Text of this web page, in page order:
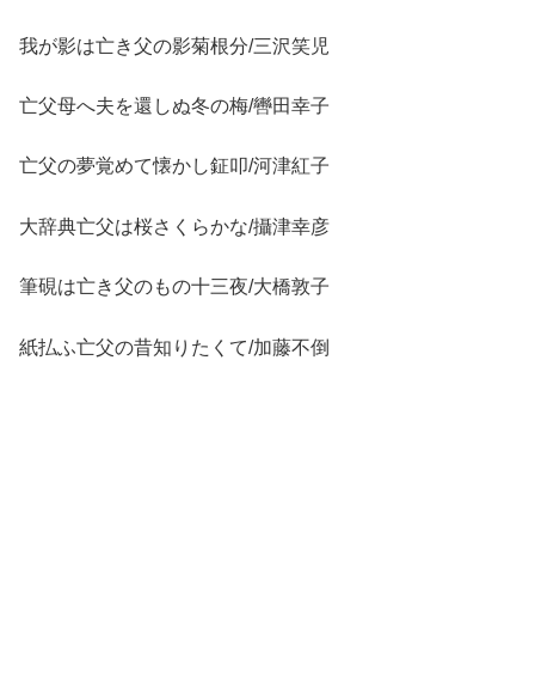
我が影は亡き父の影菊根分/三沢笑児
亡父母へ夫を還しぬ冬の梅/轡田幸子
亡父の夢覚めて懐かし鉦叩/河津紅子
大辞典亡父は桜さくらかな/攝津幸彦
筆硯は亡き父のもの十三夜/大橋敦子
紙払ふ亡父の昔知りたくて/加藤不倒